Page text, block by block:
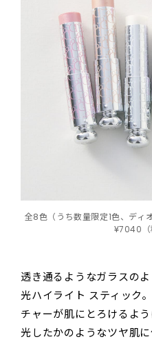
全8色（うち数量限定1色、ディ
¥7040（
透き通るようなガラスの
光ハイライト スティック
チャーが肌にとろけるよ
光したかのようなツヤ肌に